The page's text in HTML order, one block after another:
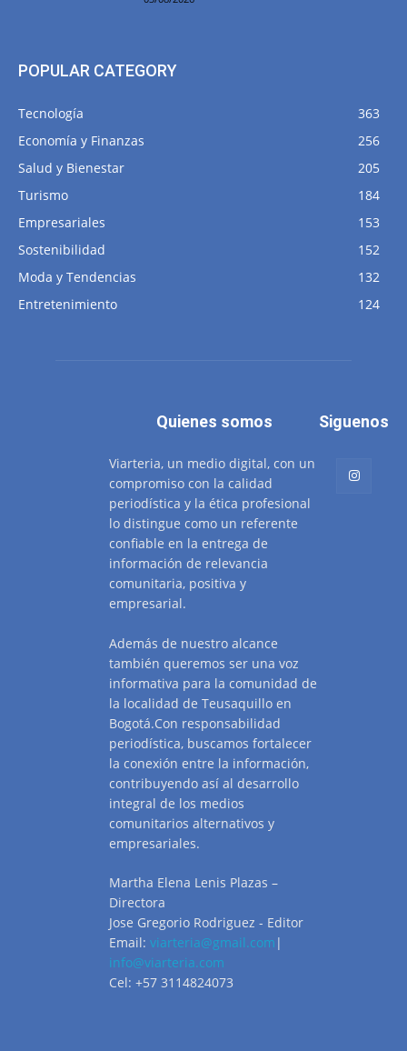
POPULAR CATEGORY
Tecnología
363
Economía y Finanzas
256
Salud y Bienestar
205
Turismo
184
Empresariales
153
Sostenibilidad
152
Moda y Tendencias
132
Entretenimiento
124
Quienes somos
Viarteria, un medio digital, con un
compromiso con la calidad
periodística y la ética profesional
lo distingue como un referente
confiable en la entrega de
información de relevancia
comunitaria, positiva y
empresarial.
Además de nuestro alcance
también queremos ser una voz
informativa para la comunidad de
la localidad de Teusaquillo en
Bogotá.Con responsabilidad
periodística, buscamos fortalecer
la conexión entre la información,
contribuyendo así al desarrollo
integral de los medios
comunitarios alternativos y
empresariales.
Martha Elena Lenis Plazas –
Directora
Jose Gregorio Rodriguez - Editor
Email: viarteria@gmail.com |
info@viarteria.com
Cel: +57 3114824073
Siguenos